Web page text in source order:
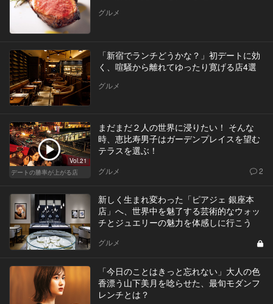
グルメ
「新宿でランチどうかな？」初デートに効
く、喧騒から離れてゆったり寛げる店4選
グルメ
Vol.21
デートの勝率が上がる店
まだまだ２人の世界に浸りたい！ そんな
時、恵比寿男子はガーデンプレイスを望む
テラスを選ぶ！
グルメ 2
新しく生まれ変わった「ピアジェ 銀座本
店」へ、世界中を魅了する芸術的なウォッ
チとジュエリーの魅力を体感しに行こう
グルメ
「今日のことはきっと忘れない」大人の色
香漂う山下美月を唸らせた、最旬モダンフ
レンチとは？